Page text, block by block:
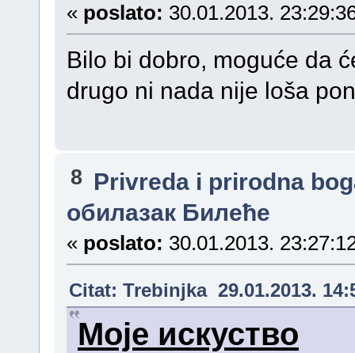
« poslato: 30.01.2013.
Bilo bi dobro, moguće da
drugo ni nada nije loša
8 Privreda i prirodna
обилазак Билеће
« poslato: 30.01.2013.
Citat: Trebinjka 29.01.2013.
Моје искуство